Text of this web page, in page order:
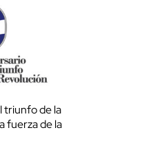
triunfo de la
fuerza de la